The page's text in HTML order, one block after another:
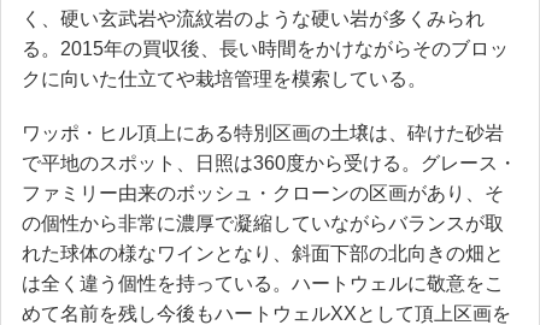
く、硬い玄武岩や流紋岩のような硬い岩が多くみられ
る。2015年の買収後、長い時間をかけながらそのブロッ
クに向いた仕立てや栽培管理を模索している。
ワッポ・ヒル頂上にある特別区画の土壌は、砕けた砂岩
で平地のスポット、日照は360度から受ける。グレース・
ファミリー由来のボッシュ・クローンの区画があり、そ
の個性から非常に濃厚で凝縮していながらバランスが取
れた球体の様なワインとなり、斜面下部の北向きの畑と
は全く違う個性を持っている。ハートウェルに敬意をこ
めて名前を残し今後もハートウェルXXとして頂上区画を